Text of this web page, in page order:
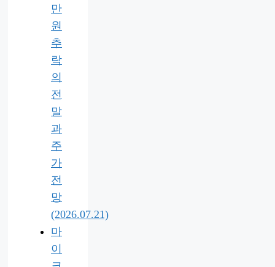
만
원
추
락
의
전
말
과
주
가
전
망
(2026.07.21)
마
이